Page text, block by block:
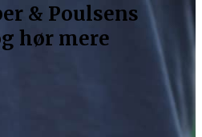
& Poulsens
hør mere